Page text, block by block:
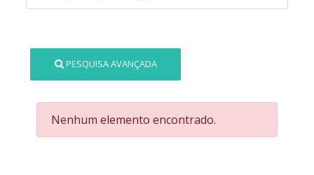
PESQUISA AVANÇADA
Nenhum elemento encontrado.